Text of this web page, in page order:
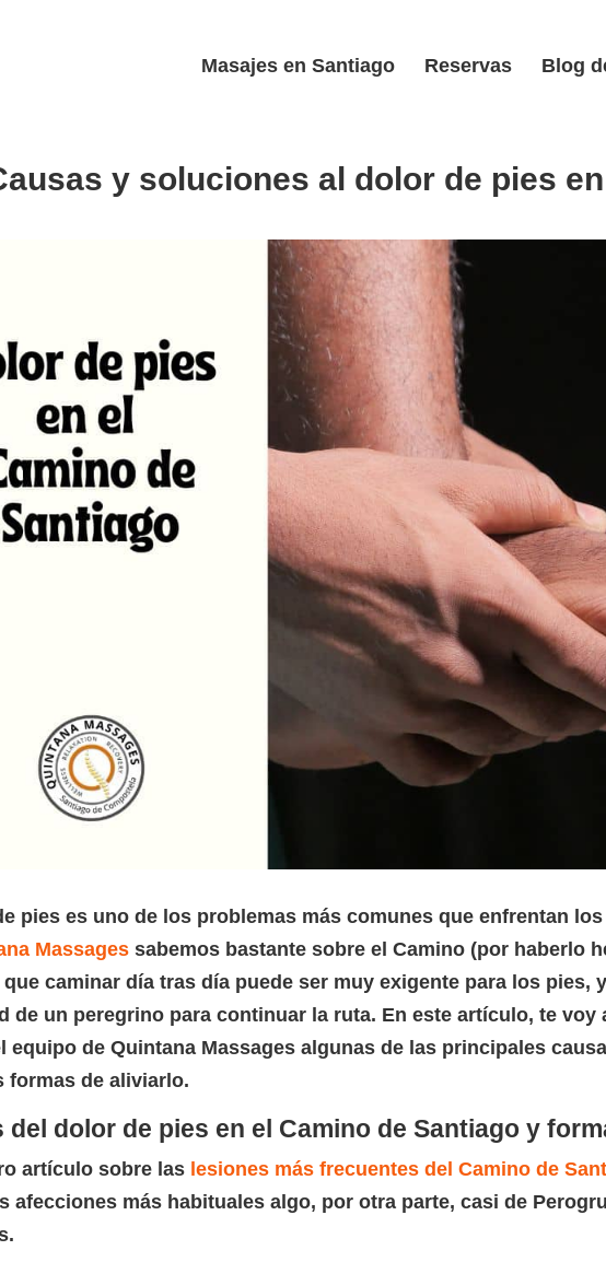
Masajes en Santiago Reservas Blog
y soluciones al dolor de pies
pies es uno de los problemas más comunes que enfrentan
Massages sabemos bastante sobre el Camino (por haberlo
caminar día tras día puede ser muy exigente para los pies,
de un peregrino para continuar la ruta. En este artículo, te
equipo de Quintana Massages algunas de las principales
formas de aliviarlo.
del dolor de pies en el Camino de Santiago y
artículo sobre las lesiones más frecuentes del Camino de
afecciones más habituales algo, por otra parte, casi de